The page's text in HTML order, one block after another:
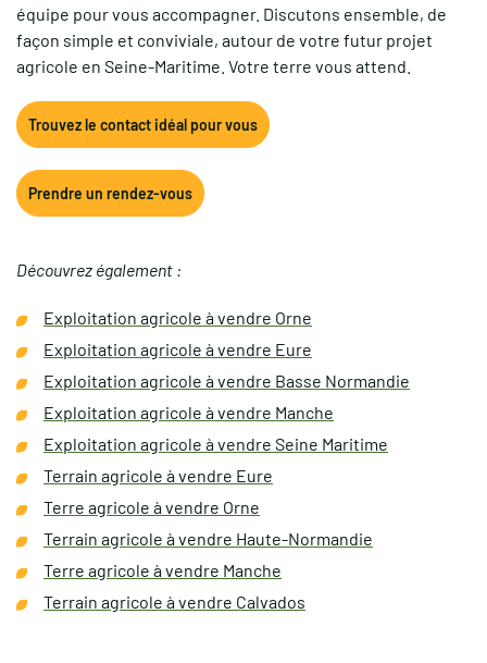
équipe pour vous accompagner. Discutons ensemble, de
façon simple et conviviale, autour de votre futur projet
agricole en Seine-Maritime. Votre terre vous attend.
Trouvez le contact idéal pour vous
Prendre un rendez-vous
Découvrez également :
Exploitation agricole à vendre Orne
Exploitation agricole à vendre Eure
Exploitation agricole à vendre Basse Normandie
Exploitation agricole à vendre Manche
Exploitation agricole à vendre Seine Maritime
Terrain agricole à vendre Eure
Terre agricole à vendre Orne
Terrain agricole à vendre Haute-Normandie
Terre agricole à vendre Manche
Terrain agricole à vendre Calvados